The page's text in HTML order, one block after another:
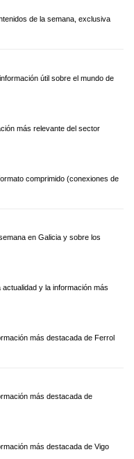
de la semana, exclusiva
útil sobre el mundo de
más relevante del sector
comprimido (conexiones de
en Galicia y sobre los
y la información más
más destacada de Ferrol
más destacada de
más destacada de Vigo